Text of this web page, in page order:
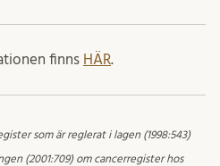
finns HÄR.
som är reglerat i lagen (1998:543)
(2001:709) om cancerregister hos